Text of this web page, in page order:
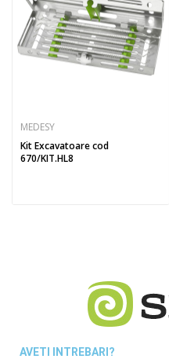
MEDESY
Kit Excavatoare cod
670/KIT.HL8
AVETI INTREBARI?